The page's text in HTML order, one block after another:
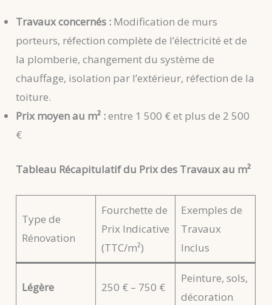
Travaux concernés : Modification de murs
porteurs, réfection complète de l’électricité et de
la plomberie, changement du système de
chauffage, isolation par l’extérieur, réfection de la
toiture.
Prix moyen au m² :entre 1 500 € et plus de 2 500
€
Tableau Récapitulatif du Prix des Travaux au m²
Type de
Rénovation
Fourchette de
Prix Indicative
(TTC/m²)
Exemples de
Travaux
Inclus
Légère 250 € – 750 €
Peinture, sols,
décoration